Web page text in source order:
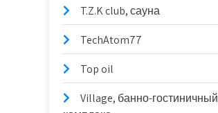
T.Z.K club, сауна
TechAtom77
Top oil
Village, банно-гостиничный